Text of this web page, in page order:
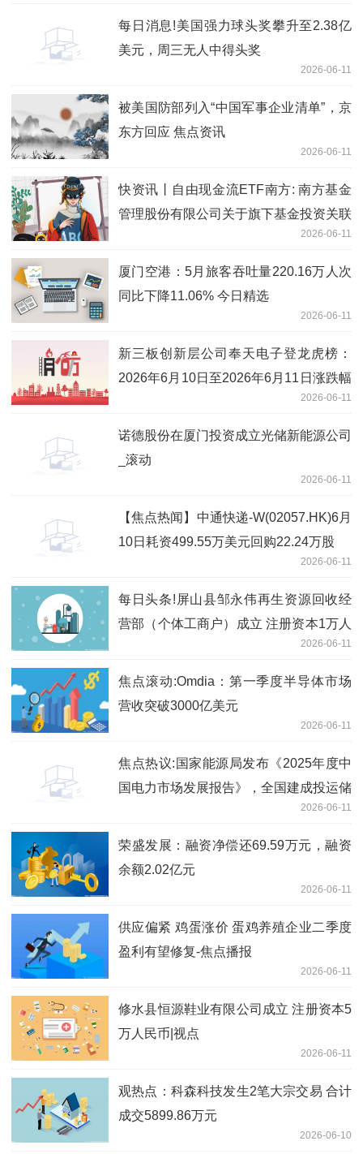
每日消息!美国强力球头奖攀升至2.38亿
美元，周三无人中得头奖
2026-06-11
被美国防部列入“中国军事企业清单”，京
东方回应 焦点资讯
2026-06-11
快资讯丨自由现金流ETF南方: 南方基金
管理股份有限公司关于旗下基金投资关联
方承销可转换公司债券的关联交易公告
2026-06-11
厦门空港：5月旅客吞吐量220.16万人次
同比下降11.06% 今日精选
2026-06-11
新三板创新层公司奉天电子登龙虎榜：
2026年6月10日至2026年6月11日涨跌幅
2026-06-11
诺德股份在厦门投资成立光储新能源公司
_滚动
2026-06-11
【焦点热闻】中通快递-W(02057.HK)6月
10日耗资499.55万美元回购22.24万股
2026-06-11
每日头条!屏山县邹永伟再生资源回收经
营部（个体工商户）成立 注册资本1万人
2026-06-11
焦点滚动:Omdia：第一季度半导体市场
营收突破3000亿美元
2026-06-11
焦点热议:国家能源局发布《2025年度中
国电力市场发展报告》，全国建成投运储
2026-06-11
荣盛发展：融资净偿还69.59万元，融资
余额2.02亿元
2026-06-11
供应偏紧 鸡蛋涨价 蛋鸡养殖企业二季度
盈利有望修复-焦点播报
2026-06-11
修水县恒源鞋业有限公司成立 注册资本5
万人民币|视点
2026-06-11
观热点：科森科技发生2笔大宗交易 合计
成交5899.86万元
2026-06-10